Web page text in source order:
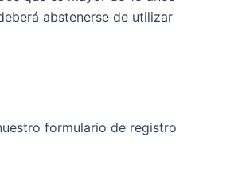
abstenerse de utilizar
formulario de registro